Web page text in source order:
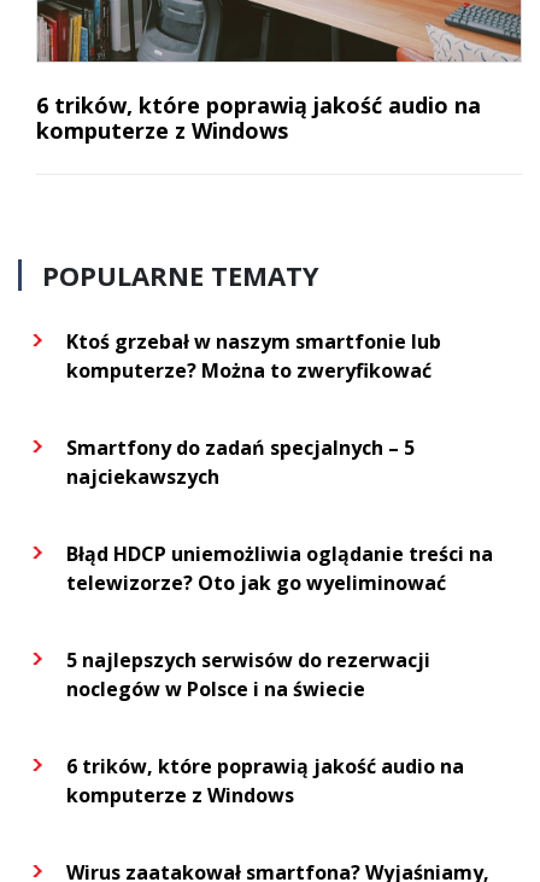
6 trików, które poprawią jakość audio na
komputerze z Windows
POPULARNE TEMATY
Ktoś grzebał w naszym smartfonie lub
komputerze? Można to zweryfikować
Smartfony do zadań specjalnych – 5
najciekawszych
Błąd HDCP uniemożliwia oglądanie treści na
telewizorze? Oto jak go wyeliminować
5 najlepszych serwisów do rezerwacji
noclegów w Polsce i na świecie
6 trików, które poprawią jakość audio na
komputerze z Windows
Wirus zaatakował smartfona? Wyjaśniamy,